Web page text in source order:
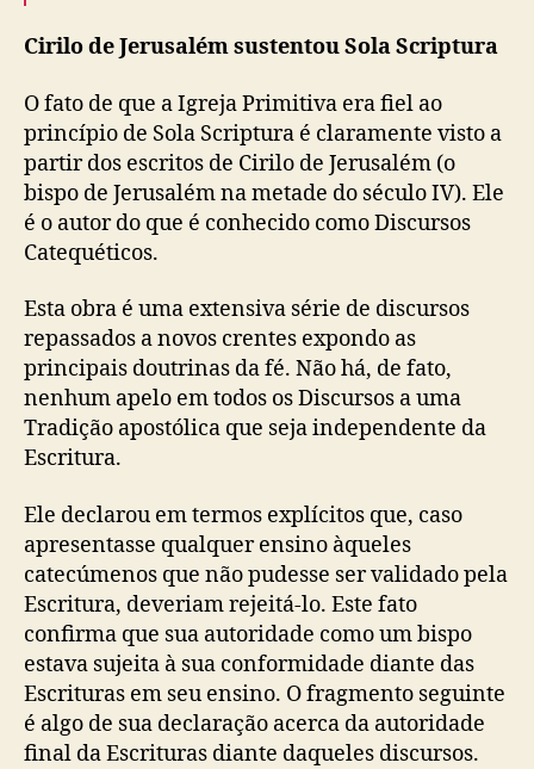
Cirilo de Jerusalém sustentou Sola Scriptura
O fato de que a Igreja Primitiva era fiel ao
princípio de Sola Scriptura é claramente visto a
partir dos escritos de Cirilo de Jerusalém (o
bispo de Jerusalém na metade do século IV). Ele
é o autor do que é conhecido como Discursos
Catequéticos.
Esta obra é uma extensiva série de discursos
repassados a novos crentes expondo as
principais doutrinas da fé. Não há, de fato,
nenhum apelo em todos os Discursos a uma
Tradição apostólica que seja independente da
Escritura.
Ele declarou em termos explícitos que, caso
apresentasse qualquer ensino àqueles
catecúmenos que não pudesse ser validado pela
Escritura, deveriam rejeitá-lo. Este fato
confirma que sua autoridade como um bispo
estava sujeita à sua conformidade diante das
Escrituras em seu ensino. O fragmento seguinte
é algo de sua declaração acerca da autoridade
final da Escrituras diante daqueles discursos.